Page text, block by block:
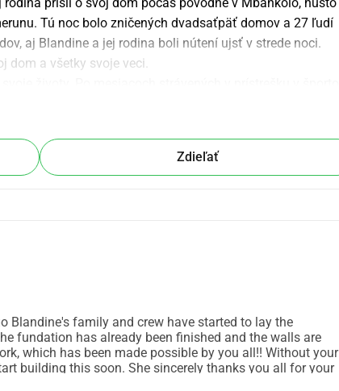
Tú noc bolo zničených dvadsaťpäť domov a 27 ľudí
aj Blandine a jej rodina boli nútení ujsť v strede noci.
dom a všetky svoje veci.
majú pri sebe len troch z piatich detí, pretože nie je
prvých týždňoch nemôžu očakávať nič od obce.
a jej rodine obnoviť ich domov, aby mohli znova
obnoviť dom pre Blandine?
Zdieľať
Blandine's family and crew have started to lay the
fundation has already been finished and the walls are
which has been made possible by you all!! Without your
building this soon. She sincerely thanks you all for your